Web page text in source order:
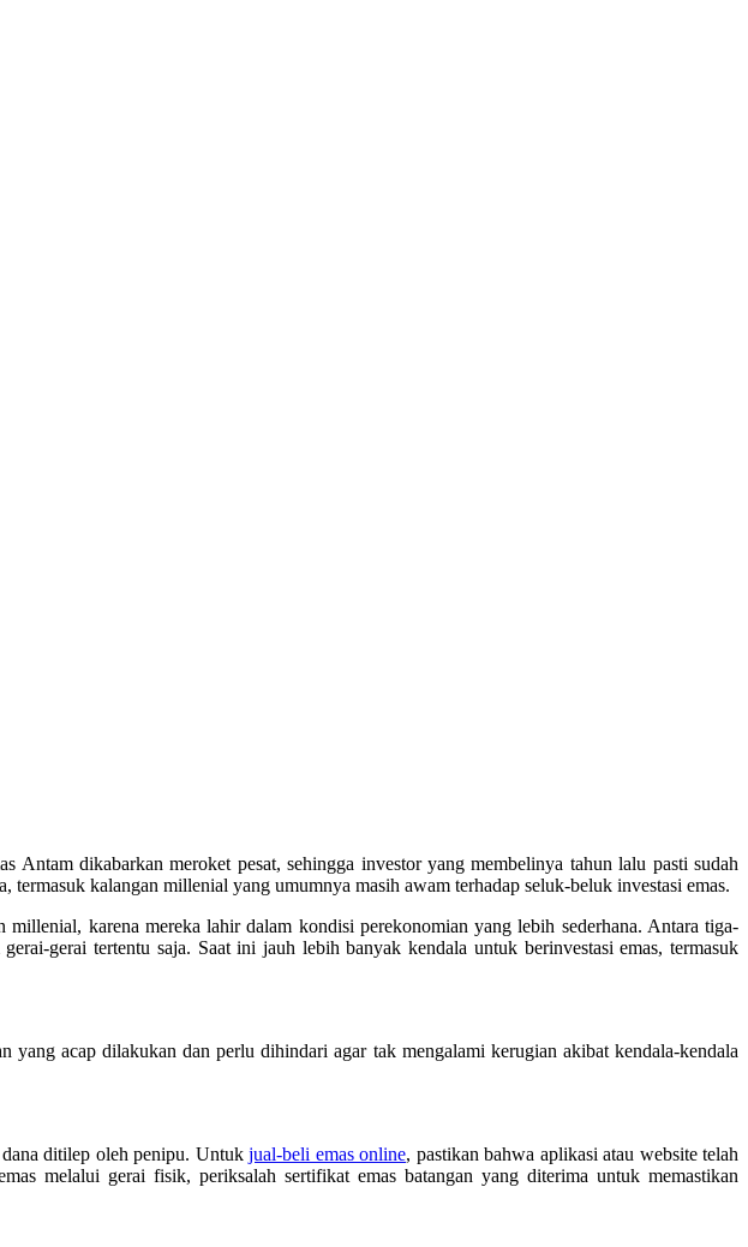
Antam dikabarkan meroket pesat, sehingga investor yang membelinya tahun lalu pasti sudah
kalangan millenial yang umumnya masih awam terhadap seluk-beluk investasi emas.
karena mereka lahir dalam kondisi perekonomian yang lebih sederhana. Antara tiga-
gerai tertentu saja. Saat ini jauh lebih banyak kendala untuk berinvestasi emas, termasuk
acap dilakukan dan perlu dihindari agar tak mengalami kerugian akibat kendala-kendala
ditilep oleh penipu. Untuk jual-beli emas online, pastikan bahwa aplikasi atau website telah
melalui gerai fisik, periksalah sertifikat emas batangan yang diterima untuk memastikan